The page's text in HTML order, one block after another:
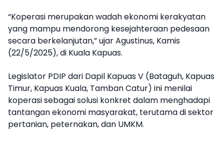
“Koperasi merupakan wadah ekonomi kerakyatan
yang mampu mendorong kesejahteraan pedesaan
secara berkelanjutan,” ujar Agustinus, Kamis
(22/5/2025), di Kuala Kapuas.
Legislator PDIP dari Dapil Kapuas V (Bataguh, Kapuas
Timur, Kapuas Kuala, Tamban Catur) ini menilai
koperasi sebagai solusi konkret dalam menghadapi
tantangan ekonomi masyarakat, terutama di sektor
pertanian, peternakan, dan UMKM.